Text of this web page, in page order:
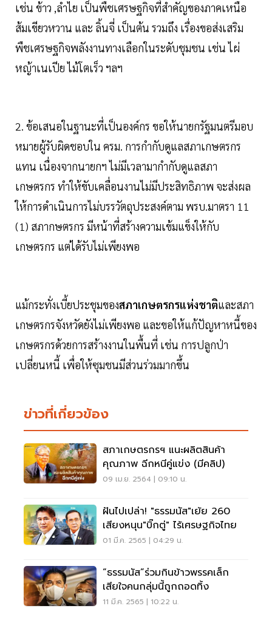
เช่น ข้าว ,ลำไย เป็นพืชเศรษฐกิจที่สำคัญของภาคเหนือ
ส้มเขียวหวาน และ ลิ้นจี่ เป็นต้น รวมถึง เรื่องขอส่งเสริม
พืชเศรษฐกิจพลังงานทางเลือกในระดับชุมชน เช่น ไผ่
หญ้าเนเปีย ไม้โตเร็ว ฯลฯ
2. ข้อเสนอในฐานะที่เป็นองค์กร ขอให้นายกรัฐมนตรีมอบ
หมายผู้รับผิดชอบใน ครม. การกำกับดูแลสภาเกษตรกร
แทน เนื่องจากนายกฯ ไม่มีเวลามากำกับดูแลสภา
เกษตรกร ทำให้ขับเคลื่อนงานไม่มีประสิทธิภาพ จะส่งผล
ให้การดำเนินการไม่บรรวัตถุประสงค์ตาม พรบ.มาตรา 11
(1) สภากษตรกร มีหน้าที่สร้างความเข้มแข็งให้กับ
เกษตรกร แต่ได้รับไม่เพียงพอ
แม้กระทั่งเบี้ยประชุมของสภาเกษตรกรแห่งชาติและสภา
เกษตรกรจังหวัดยังไม่เพียงพอ และขอให้แก้ปัญหาหนี้ของ
เกษตรกรด้วยการสร้างงานในพื้นที่ เช่น การปลูกป่า
เปลี่ยนหนี้ เพื่อให้ซุมชนมีส่วนร่วมมากขึ้น
ข่าวที่เกี่ยวข้อง
สภาเกษตรกรฯ แนะผลิตสินค้า
คุณภาพ ฉีกหนีคู่แข่ง (มีคลิป)
09 เม.ย. 2564 | 09:10 น.
ฝันไปเปล่า! "ธรรมนัส"เย้ย 260
เสียงหนุน"บิ๊กตู่" ไร้เศรษฐกิจไทย
01 มี.ค. 2565 | 04:29 น.
“ธรรมนัส”ร่วมกินข้าวพรรคเล็ก
เสียใจคนกลุ่มนี้ถูกถอดทิ้ง
11 มี.ค. 2565 | 10:22 น.